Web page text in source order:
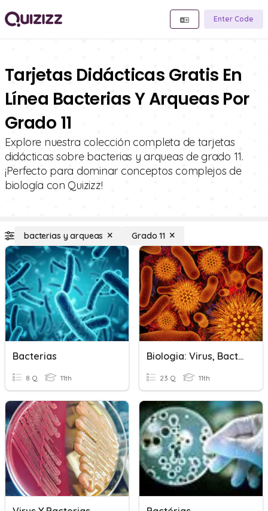
Enter Code
Tarjetas Didácticas Gratis En
Línea Bacterias Y Arqueas Por
Grado 11
Explore nuestra colección completa de tarjetas
didácticas sobre bacterias y arqueas de grado 11.
¡Perfecto para dominar conceptos complejos de
biología con Quizizz!
bacterias y arqueas Grado 11
Bacterias
8 Q 11th
Biologia: Virus, Bacterias, Archaea, Prion, Etc
23 Q 11th